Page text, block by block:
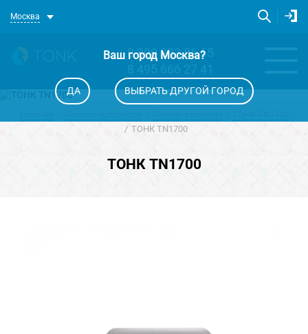
Москва
8 800 333 86 65
8 495 666 27 41
Ваш город Москва?
ДА ВЫБРАТЬ ДРУГОЙ ГОРОД
ТОНК TN1700
ТОНК TN1700